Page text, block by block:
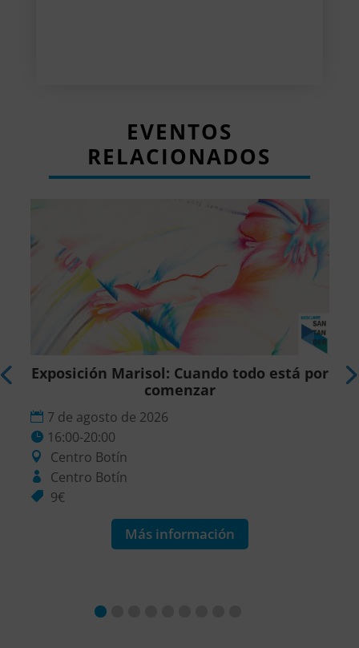
EVENTOS
RELACIONADOS
Exposición Marisol: Cuando todo está por
comenzar
7 de agosto de 2026
16:00-20:00
Centro Botín
Centro Botín
9€
Más información